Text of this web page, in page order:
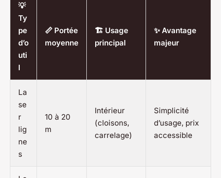
💡
Ty
pe
d’o
uti
l
📏 Portée
moyenne
🏗️ Usage
principal
✨ Avantage
majeur
La
se
r
lig
ne
s
10 à 20
m
Intérieur
(cloisons,
carrelage)
Simplicité
d’usage, prix
accessible